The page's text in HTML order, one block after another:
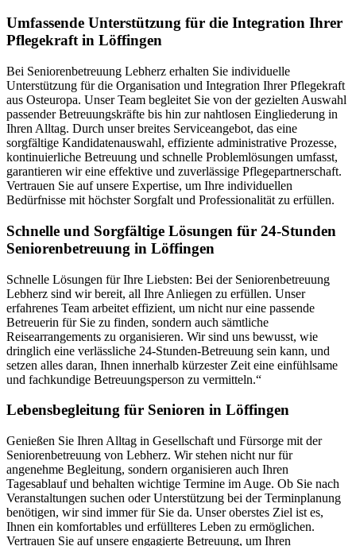
Umfassende Unterstützung für die Integration Ihrer
Pflegekraft in Löffingen
Bei Seniorenbetreuung Lebherz erhalten Sie individuelle
Unterstützung für die Organisation und Integration Ihrer Pflegekraft
aus Osteuropa. Unser Team begleitet Sie von der gezielten Auswahl
passender Betreuungskräfte bis hin zur nahtlosen Eingliederung in
Ihren Alltag. Durch unser breites Serviceangebot, das eine
sorgfältige Kandidatenauswahl, effiziente administrative Prozesse,
kontinuierliche Betreuung und schnelle Problemlösungen umfasst,
garantieren wir eine effektive und zuverlässige Pflegepartnerschaft.
Vertrauen Sie auf unsere Expertise, um Ihre individuellen
Bedürfnisse mit höchster Sorgfalt und Professionalität zu erfüllen.
Schnelle und Sorgfältige Lösungen für 24-Stunden
Seniorenbetreuung in Löffingen
Schnelle Lösungen für Ihre Liebsten: Bei der Seniorenbetreuung
Lebherz sind wir bereit, all Ihre Anliegen zu erfüllen. Unser
erfahrenes Team arbeitet effizient, um nicht nur eine passende
Betreuerin für Sie zu finden, sondern auch sämtliche
Reisearrangements zu organisieren. Wir sind uns bewusst, wie
dringlich eine verlässliche 24-Stunden-Betreuung sein kann, und
setzen alles daran, Ihnen innerhalb kürzester Zeit eine einfühlsame
und fachkundige Betreuungsperson zu vermitteln.“
Lebensbegleitung für Senioren in Löffingen
Genießen Sie Ihren Alltag in Gesellschaft und Fürsorge mit der
Seniorenbetreuung von Lebherz. Wir stehen nicht nur für
angenehme Begleitung, sondern organisieren auch Ihren
Tagesablauf und behalten wichtige Termine im Auge. Ob Sie nach
Veranstaltungen suchen oder Unterstützung bei der Terminplanung
benötigen, wir sind immer für Sie da. Unser oberstes Ziel ist es,
Ihnen ein komfortables und erfüllteres Leben zu ermöglichen.
Vertrauen Sie auf unsere engagierte Betreuung, um Ihren